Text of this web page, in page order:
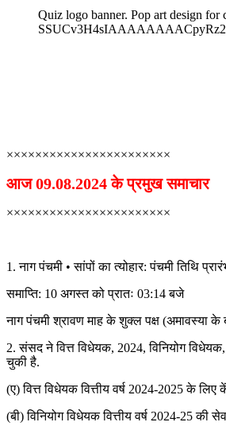
Quiz logo banner. Pop art design
×××××××××××××××××××××××
आज 09.08.2024 के प्रमुख समाचार
×××××××××××××××××××××××
1. नाग पंचमी • सांपों का त्योहार: पंचमी तिथि
समाप्ति: 10 अगस्त को प्रातः 03:14 बजे
नाग पंचमी श्रावण माह के शुक्ल पक्ष (अमावस्या के
2. संसद ने वित्त विधेयक, 2024, विनियोग
चुकी है.
(ए) वित्त विधेयक वित्तीय वर्ष 2024-2025 के लिए
(बी) विनियोग विधेयक वित्तीय वर्ष 2024-25